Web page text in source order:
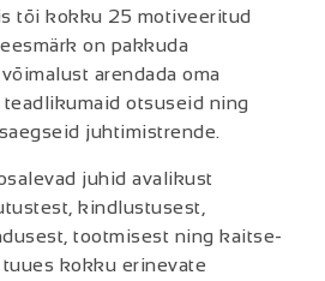
tõi kokku 25 motiveeritud
on pakkuda
arendada oma
otsuseid ning
juhtimistrende.
juhid avalikust
kindlustusest,
tootmisest ning kaitse-
kokku erinevate